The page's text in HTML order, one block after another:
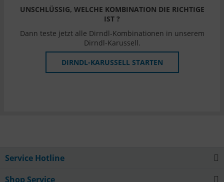
UNSCHLÜSSIG, WELCHE KOMBINATION DIE RICHTIGE
IST ?
Dann teste jetzt alle Dirndl-Kombinationen in unserem
Dirndl-Karussell.
DIRNDL-KARUSSELL STARTEN
Service Hotline
Shop Service